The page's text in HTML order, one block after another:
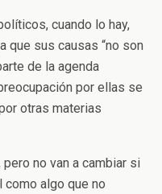
cuando lo hay,
que sus causas “no son
de la agenda
por ellas se
otras materias
pero no van a cambiar si
algo que no